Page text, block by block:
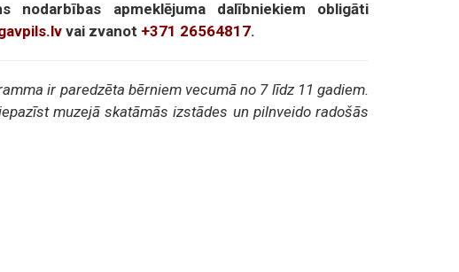
apmeklējuma dalībniekiem obligāti
vai zvanot +371 26564817.
ir paredzēta bērniem vecumā no 7 līdz 11 gadiem.
muzejā skatāmās izstādes un pilnveido radošās